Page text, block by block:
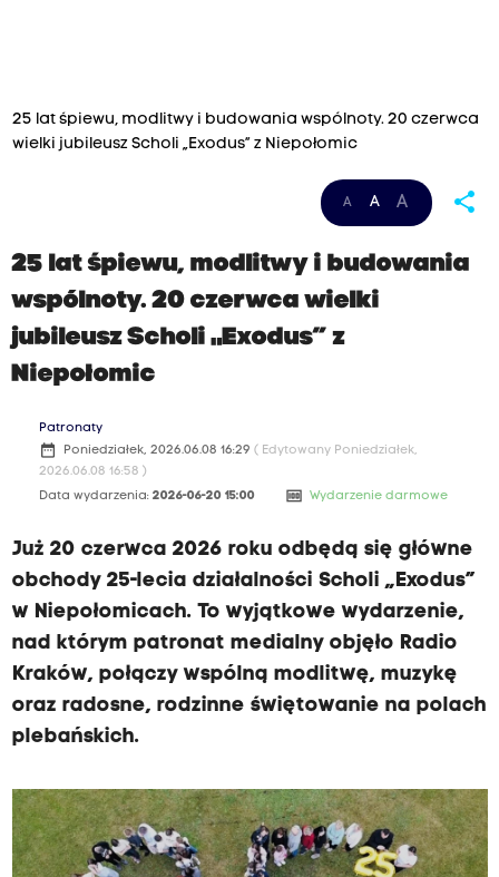
25 lat śpiewu, modlitwy i budowania wspólnoty. 20 czerwca
wielki jubileusz Scholi „Exodus” z Niepołomic
A A A share
25 lat śpiewu, modlitwy i budowania
wspólnoty. 20 czerwca wielki
jubileusz Scholi „Exodus” z
Niepołomic
Patronaty
date_range Poniedziałek, 2026.06.08 16:29 ( Edytowany Poniedziałek,
2026.06.08 16:58 )
Data wydarzenia: 2026-06-20 15:00 money Wydarzenie darmowe
Już 20 czerwca 2026 roku odbędą się główne
obchody 25-lecia działalności Scholi „Exodus”
w Niepołomicach. To wyjątkowe wydarzenie,
nad którym patronat medialny objęło Radio
Kraków, połączy wspólną modlitwę, muzykę
oraz radosne, rodzinne świętowanie na polach
plebańskich.